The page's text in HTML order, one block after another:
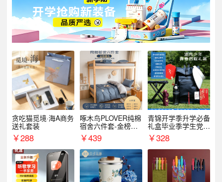
贪吃猫觅境·海A商务
送礼套装
￥288
啄木鸟PLOVER纯棉
宿舍六件套-金榜题
名
￥439
青锦开学季升学必备
礼盒毕业季学生党户
外出行备考装备礼品
￥328